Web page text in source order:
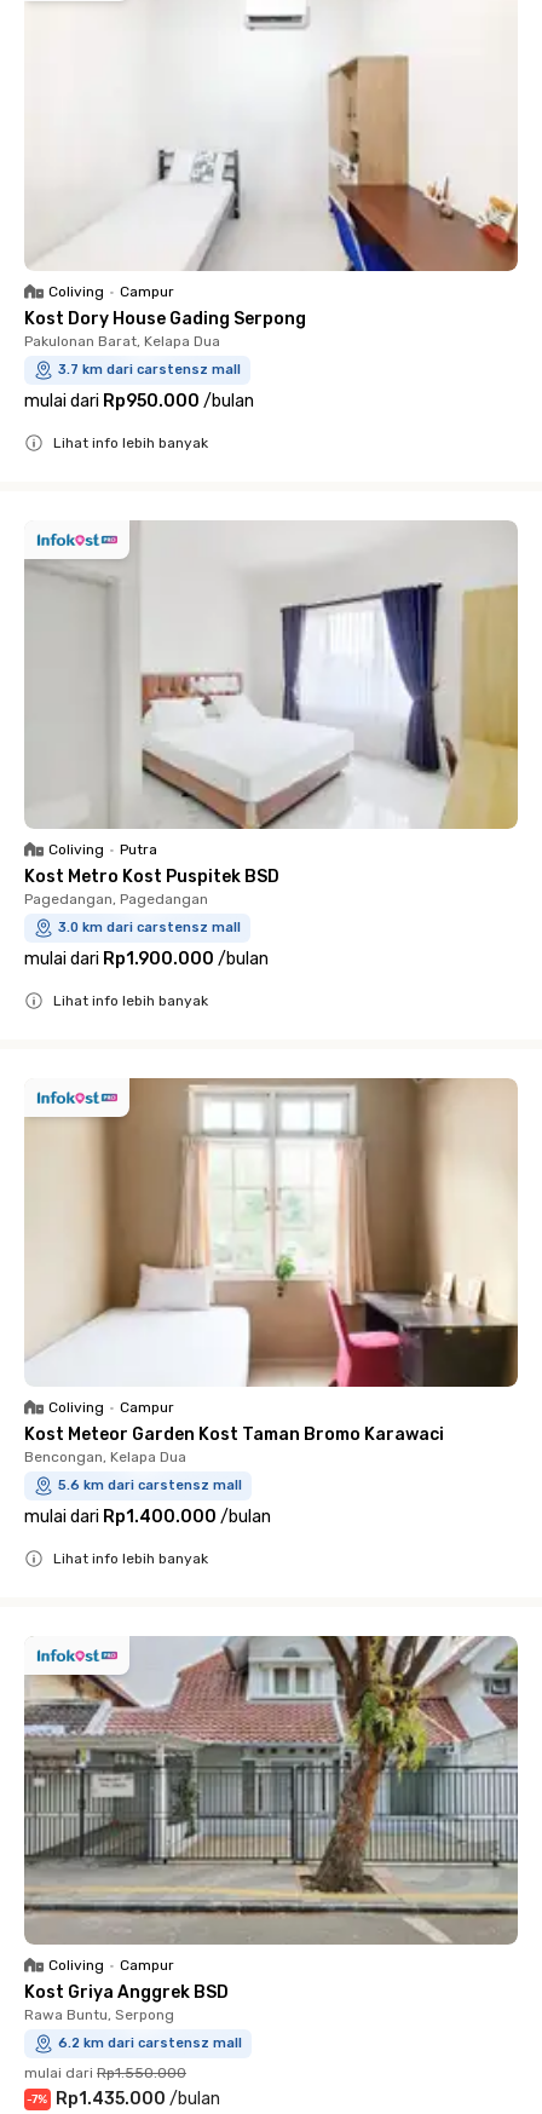
Coliving • Campur
Kost Dory House Gading Serpong
Pakulonan Barat, Kelapa Dua
3.7 km dari carstensz mall
mulai dari Rp950.000 /bulan
Lihat info lebih banyak
Coliving • Putra
Kost Metro Kost Puspitek BSD
Pagedangan, Pagedangan
3.0 km dari carstensz mall
mulai dari Rp1.900.000 /bulan
Lihat info lebih banyak
Coliving • Campur
Kost Meteor Garden Kost Taman Bromo Karawaci
Bencongan, Kelapa Dua
5.6 km dari carstensz mall
mulai dari Rp1.400.000 /bulan
Lihat info lebih banyak
Coliving • Campur
Kost Griya Anggrek BSD
Rawa Buntu, Serpong
6.2 km dari carstensz mall
mulai dari Rp1.550.000
-7% Rp1.435.000 /bulan